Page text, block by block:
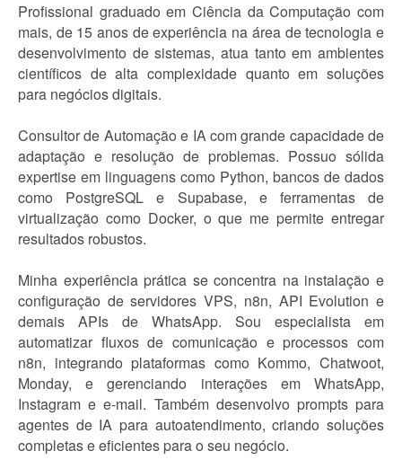
Profissional graduado em Ciência da Computação com
mais, de 15 anos de experiência na área de tecnologia e
desenvolvimento de sistemas, atua tanto em ambientes
científicos de alta complexidade quanto em soluções
para negócios digitais.
Consultor de Automação e IA com grande capacidade de
adaptação e resolução de problemas. Possuo sólida
expertise em linguagens como Python, bancos de dados
como PostgreSQL e Supabase, e ferramentas de
virtualização como Docker, o que me permite entregar
resultados robustos.
Minha experiência prática se concentra na instalação e
configuração de servidores VPS, n8n, API Evolution e
demais APIs de WhatsApp. Sou especialista em
automatizar fluxos de comunicação e processos com
n8n, integrando plataformas como Kommo, Chatwoot,
Monday, e gerenciando interações em WhatsApp,
Instagram e e-mail. Também desenvolvo prompts para
agentes de IA para autoatendimento, criando soluções
completas e eficientes para o seu negócio.